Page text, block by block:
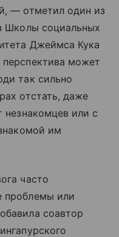
— отметил один из
Школы социальных
Джеймса Кука
может
так сильно
отстать, даже
незнакомцев или с
им
часто
проблемы или
соавтор